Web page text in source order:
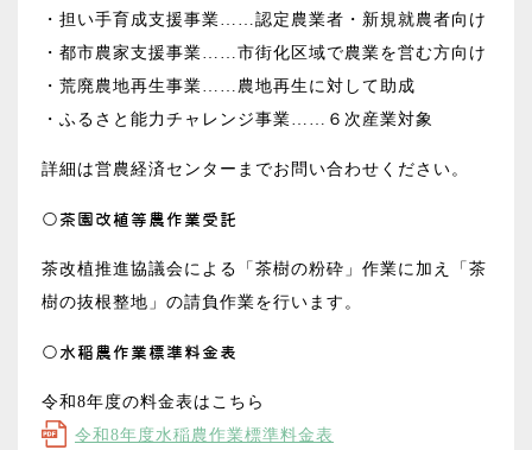
・担い手育成支援事業……認定農業者・新規就農者向け
・都市農家支援事業……市街化区域で農業を営む方向け
・荒廃農地再生事業……農地再生に対して助成
・ふるさと能力チャレンジ事業……６次産業対象
詳細は営農経済センターまでお問い合わせください。
○茶園改植等農作業受託
茶改植推進協議会による「茶樹の粉砕」作業に加え「茶
樹の抜根整地」の請負作業を行います。
○水稲農作業標準料金表
令和8年度の料金表はこちら
令和8年度水稲農作業標準料金表